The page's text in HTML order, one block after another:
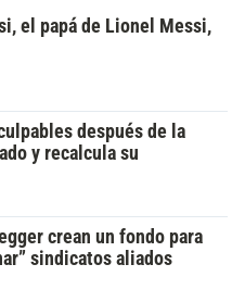
el papá de Lionel Messi,
después de la
y recalcula su
crean un fondo para
sindicatos aliados